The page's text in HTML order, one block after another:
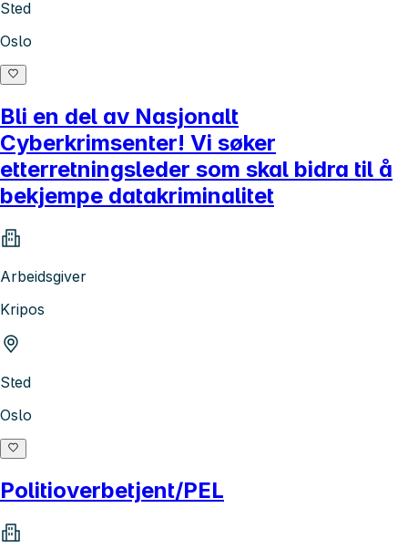
Sted
Oslo
Bli en del av Nasjonalt
Cyberkrimsenter! Vi søker
etterretningsleder som skal bidra til å
bekjempe datakriminalitet
Arbeidsgiver
Kripos
Sted
Oslo
Politioverbetjent/PEL